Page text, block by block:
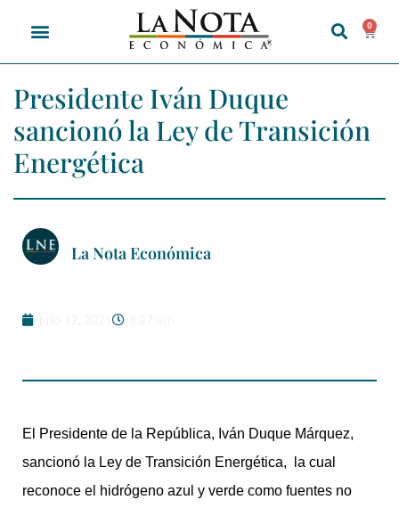
0
Presidente Iván Duque
sancionó la Ley de Transición
Energética
La Nota Económica
El Presidente de la República, Iván Duque Márquez,
sancionó la Ley de Transición Energética, la cual
reconoce el hidrógeno azul y verde como fuentes no